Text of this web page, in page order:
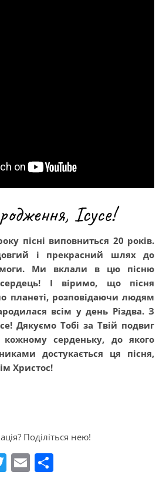
Ісусе!
пісні виповниться 20 років.
і прекрасний шлях до
Ми вклали в цю пісню
І віримо, що пісня
планеті, розповідаючи людям
всім у день Різдва. З
Дякуємо Тобі за Твій подвиг
серденьку, до якого
достукається ця пісня,
Христос!
Поділіться нею!
Twitter
Email